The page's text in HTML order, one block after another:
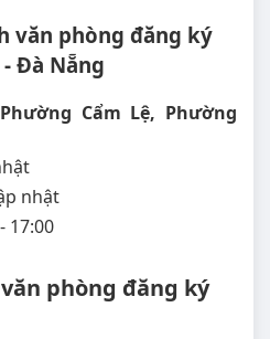
văn phòng đăng ký
Đà Nẵng
Phường Cẩm Lệ, Phường
nhật
17:00
phòng đăng ký